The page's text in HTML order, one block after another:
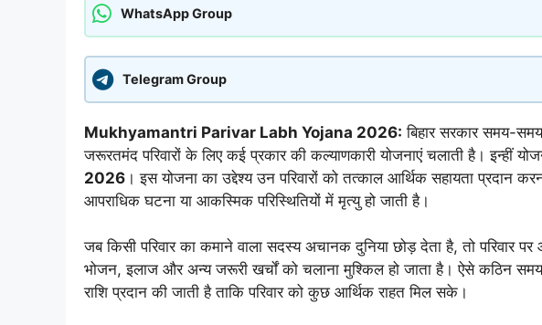
WhatsApp Group
Telegram Group
Mukhyamantri Parivar Labh Yojana 2026: बिहार सरकार समय-
जरूरतमंद परिवारों के लिए कई प्रकार की कल्याणकारी योजनाएं चलाती है। इन्हीं
2026 । इस योजना का उद्देश्य उन परिवारों को तत्काल आर्थिक सहायता प्रदान
आपराधिक घटना या आकस्मिक परिस्थितियों में मृत्यु हो जाती है।
जब किसी परिवार का कमाने वाला सदस्य अचानक दुनिया छोड़ देता है, तो परिवार
भोजन, इलाज और अन्य जरूरी खर्चों को चलाना मुश्किल हो जाता है। ऐसे कठिन समय
राशि प्रदान की जाती है ताकि परिवार को कुछ आर्थिक राहत मिल सके।